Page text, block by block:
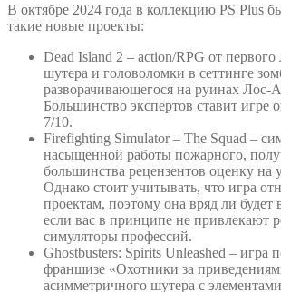
В октябре 2024 года в коллекцию PS Plus
такие новые проекты:
Dead Island 2 – action/RPG от
шутера и головоломки в сеттинге
разворачивающегося на руинах Лос-
Большинство экспертов ставит игре
7/10.
Firefighting Simulator – The Squad –
насыщенной работы пожарного,
большинства рецензентов оценку на
Однако стоит учитывать, что игра
проектам, поэтому она вряд ли будет
если вас в принципе не привлекают
симуляторы профессий.
Ghostbusters: Spirits Unleashed – игра
франшизе «Охотники за
асимметричного шутера с